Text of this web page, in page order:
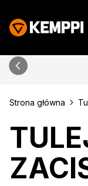
Strona główna